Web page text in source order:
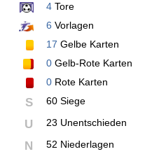
4 Tore
6 Vorlagen
17 Gelbe Karten
0 Gelb-Rote Karten
0 Rote Karten
S 60 Siege
U 23 Unentschieden
N 52 Niederlagen